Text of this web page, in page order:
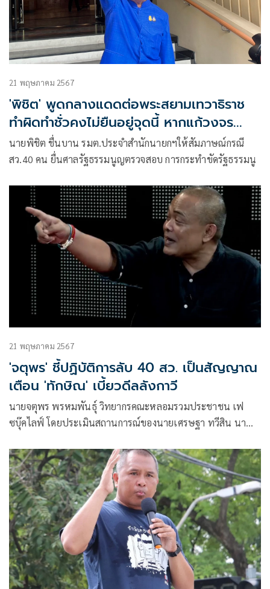
21 พฤษภาคม 2567
'พิชิต' พูดกลางแดดต่อพระสยามเทวาธิราช
ทำผิดทำชั่วคงไม่ยืนอยู่จุดนี้ หากแก้วงจร
อุบาทว์ได้พร้อมลาออก
นายพิชิต ชื่นบาน รมต.ประจำสำนักนายกฯให้สัมภาษณ์กรณี
สว.40 คน ยื่นศาลรัฐธรรมนูญตรวจสอบ การกระทำขัดรัฐธรรมนู
21 พฤษภาคม 2567
'จตุพร' ชี้ปฏิบัติการลับ 40 สว. เป็นสัญญาณ
เตือน 'ทักษิณ' เบี้ยวดีลลังกาวี
นายจตุพร พรหมพันธุ์ วิทยากรคณะหลอมรวมประชาชน เฟ
ซบุ๊คไลฟ์ โดยประเมินสถานการณ์ของนายเศรษฐา ทวีสิน นา